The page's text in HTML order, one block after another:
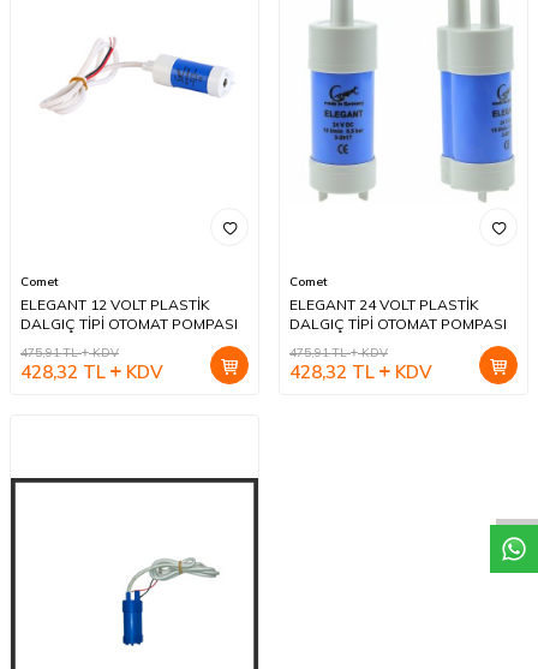
Comet
ELEGANT 12 VOLT PLASTİK
DALGIÇ TİPİ OTOMAT POMPASI
475,91TL KDV
428,32 TL KDV
Comet
ELEGANT 24 VOLT PLASTİK
DALGIÇ TİPİ OTOMAT POMPASI
475,91TL KDV
428,32 TL KDV